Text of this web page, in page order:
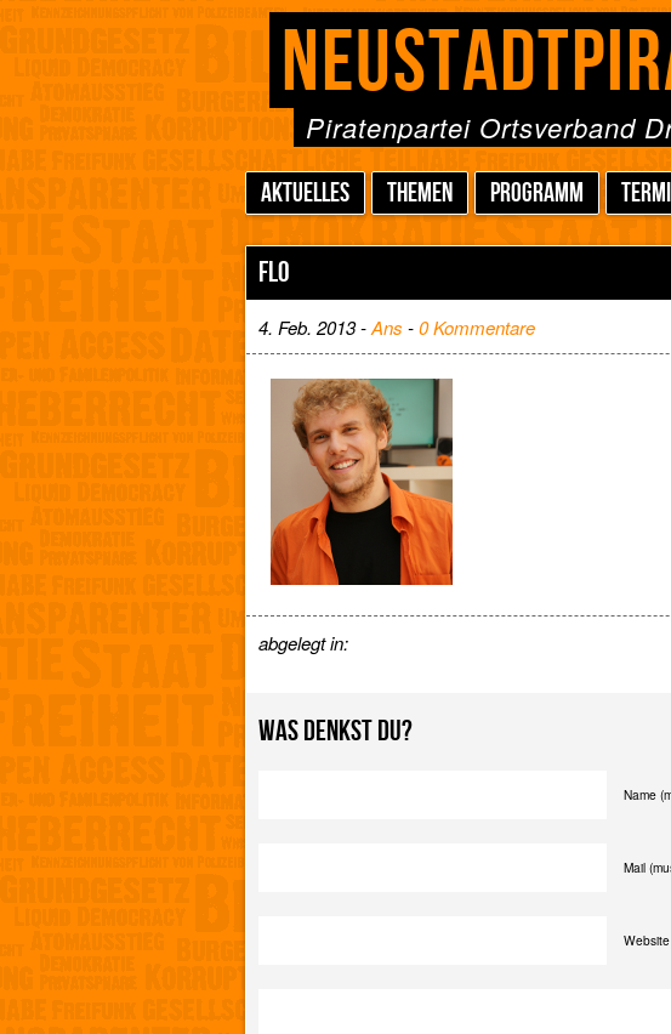
Piratenpartei Ortsverband
AKTUELLES THEMEN PROGRAMM
FLO
4. Feb. 2013 -Ans -0 Kommentare
abgelegt in:
WAS DENKST DU?
Name
Mail
Website